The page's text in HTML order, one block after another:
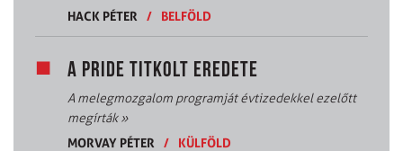
HACK PÉTER
/ BELFÖLD
A PRIDE TITKOLT EREDETE
A melegmozgalom programját évtizedekkel ezelőtt
megírták»
MORVAY PÉTER
/ KÜLFÖLD